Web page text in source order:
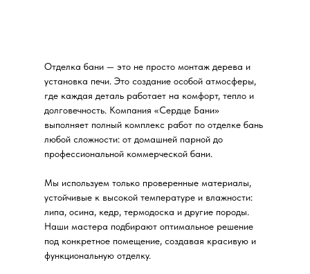
Отделка бани — это не просто монтаж дерева и
установка печи. Это создание особой атмосферы,
где каждая деталь работает на комфорт, тепло и
долговечность. Компания «Сердце Бани»
выполняет полный комплекс работ по отделке бань
любой сложности: от домашней парной до
профессиональной коммерческой бани.
Мы используем только проверенные материалы,
устойчивые к высокой температуре и влажности:
липа, осина, кедр, термодоска и другие породы.
Наши мастера подбирают оптимальное решение
под конкретное помещение, создавая красивую и
функциональную отделку.